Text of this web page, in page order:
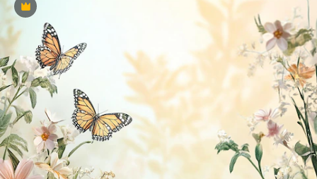
Premium